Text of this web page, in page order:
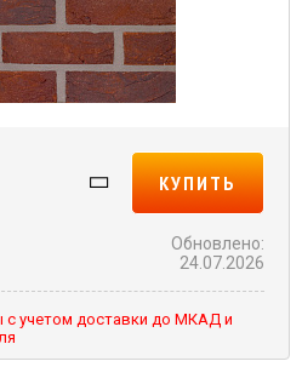
КУПИТЬ
Обновлено:
24.07.2026
с учетом доставки до МКАД и